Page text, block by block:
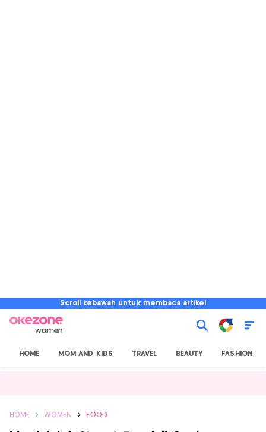
Scroll kebawah untuk membaca artikel
HOME MOM AND KIDS TRAVEL BEAUTY FASHION
HOME WOMEN FOOD